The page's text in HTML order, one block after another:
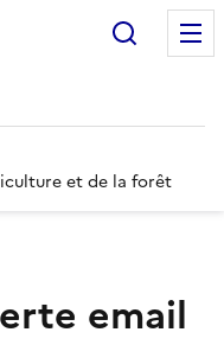
et de la forêt
email